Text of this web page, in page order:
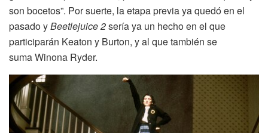
son bocetos”. Por suerte, la etapa previa ya quedó en el
pasado yBeetlejuice 2sería ya un hecho en el que
participarán Keaton y Burton, y al que también se
suma Winona Ryder.